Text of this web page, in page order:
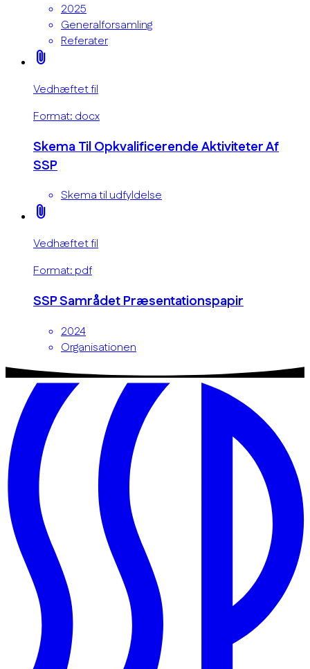
2025
Generalforsamling
Referater
attach_file
Vedhæftet fil
Format: docx
Skema Til Opkvalificerende Aktiviteter Af
SSP
Skema til udfyldelse
attach_file
Vedhæftet fil
Format: pdf
SSP Samrådet Præsentationspapir
2024
Organisationen